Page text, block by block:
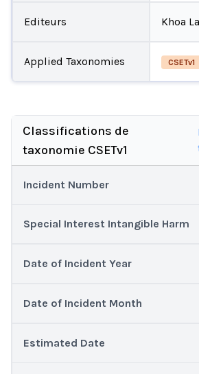
Editeurs Khoa
Applied Taxonomies CSETv1
Classifications de
taxonomie CSETv1
Incident Number
Special Interest Intangible Harm
Date of Incident Year
Date of Incident Month
Estimated Date